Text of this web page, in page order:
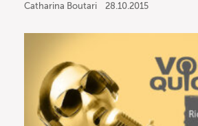
Catharina Boutari 28.10.2015